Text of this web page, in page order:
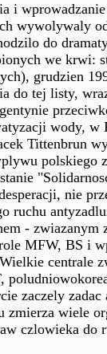
i
wywolywaly
do
we krwi:
grudzien
do tej listy,
wody,
Tittenbrun
polskiego
nie
ruchu
-
MFW, BS i
centrale
zaczely
zmierza wiele
czlowieka do